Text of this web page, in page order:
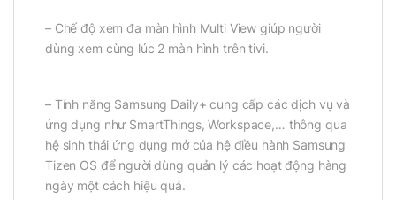
– Chế độ xem đa màn hình Multi View giúp người
dùng xem cùng lúc 2 màn hình trên tivi.
– Tính năng Samsung Daily+ cung cấp các dịch vụ và
ứng dụng như SmartThings, Workspace,… thông qua
hệ sinh thái ứng dụng mở của hệ điều hành Samsung
Tizen OS để người dùng quản lý các hoạt động hàng
ngày một cách hiệu quả.